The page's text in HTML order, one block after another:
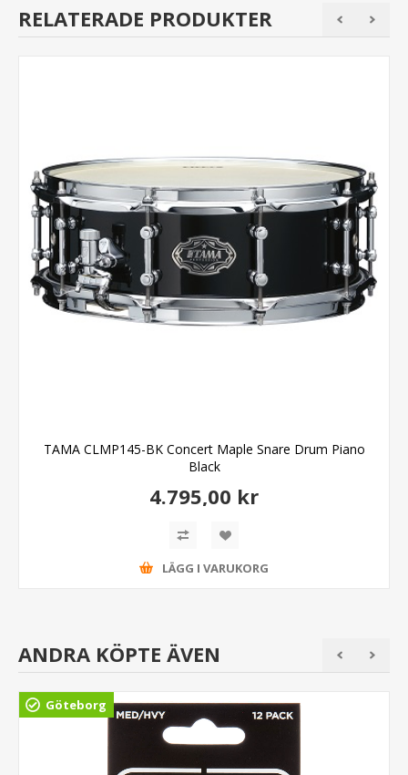
RELATERADE PRODUKTER
TAMA CLMP145-BK Concert Maple Snare Drum Piano
Black
4.795,00 kr
LÄGG I VARUKORG
ANDRA KÖPTE ÄVEN
Göteborg